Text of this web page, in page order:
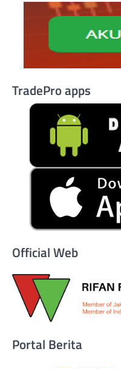
TradePro apps
Official Web
Portal Berita